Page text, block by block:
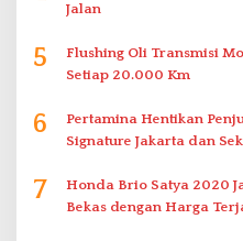
Jalan
5
Flushing Oli Transmisi
Setiap 20.000 Km
6
Pertamina Hentikan
Signature Jakarta dan
7
Honda Brio Satya 2020
Bekas dengan Harga